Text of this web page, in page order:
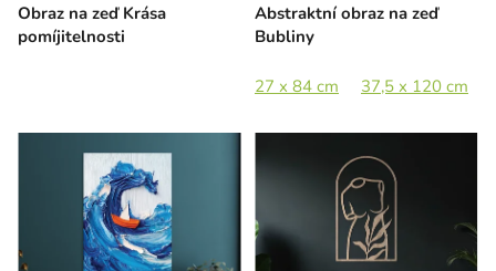
Obraz na zeď Krása
pomíjitelnosti
Abstraktní obraz na zeď
Bubliny
27 x 84 cm 37,5 x 120 cm